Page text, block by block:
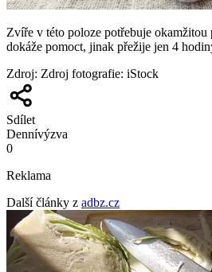
Zvíře v této poloze potřebuje okamžitou
dokáže pomoct, jinak přežije jen 4
Zdroj: Zdroj fotografie: iStock
Sdílet
Dennívýzva
0
Reklama
Další články z adbz.cz